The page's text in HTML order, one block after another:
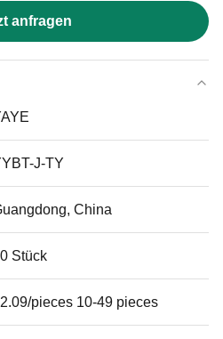
anfragen
J-TY
China
Stück
pieces 10-49 pieces